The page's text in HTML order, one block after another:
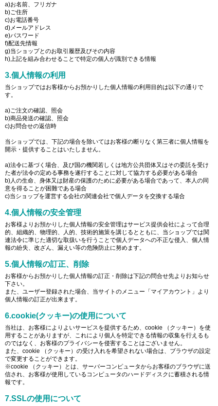
a)お名前、フリガナ
b)ご住所
c)お電話番号
d)メールアドレス
e)パスワード
f)配送先情報
g)当ショップとのお取引履歴及びその内容
h)上記を組み合わせることで特定の個人が識別できる情報
3.個人情報の利用
当ショップではお客様からお預かりした個人情報の利用目的は以下の通りで
す。
a)ご注文の確認、照会
b)商品発送の確認、照会
c)お問合せの返信時
当ショップでは、下記の場合を除いてはお客様の断りなく第三者に個人情報を
開示・提供することはいたしません。
a)法令に基づく場合、及び国の機関若しくは地方公共団体又はその委託を受け
た者が法令の定める事務を遂行することに対して協力する必要がある場合
b)人の生命、身体又は財産の保護のために必要がある場合であって、本人の同
意を得ることが困難である場合
c)当ショップを運営する会社の関連会社で個人データを交換する場合
4.個人情報の安全管理
お客様よりお預かりした個人情報の安全管理はサービス提供会社によって合理
的、組織的、物理的、人的、技術的施策を講じるとともに、当ショップでは関
連法令に準じた適切な取扱いを行うことで個人データへの不正な侵入、個人情
報の紛失、改ざん、漏えい等の危険防止に努めます。
5.個人情報の訂正、削除
お客様からお預かりした個人情報の訂正・削除は下記の問合せ先よりお知らせ
下さい。
また、ユーザー登録された場合、当サイトのメニュー「マイアカウント」より
個人情報の訂正が出来ます。
6.cookie(クッキー)の使用について
当社は、お客様によりよいサービスを提供するため、cookie （クッキー）を使
用することがありますが、これにより個人を特定できる情報の収集を行えるも
のではなく、お客様のプライバシーを侵害することはございません。
また、cookie （クッキー）の受け入れを希望されない場合は、ブラウザの設定
で変更することができます。
※cookie （クッキー）とは、サーバーコンピュータからお客様のブラウザに送
信され、お客様が使用しているコンピュータのハードディスクに蓄積される情
報です。
7.SSLの使用について